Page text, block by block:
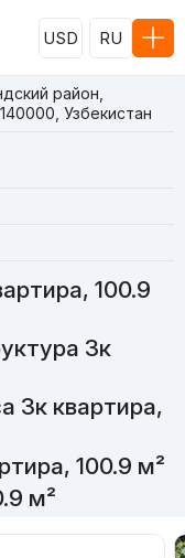
USD RU
район,
Узбекистан
100.9
3к
3к квартира,
100.9 м²
м²